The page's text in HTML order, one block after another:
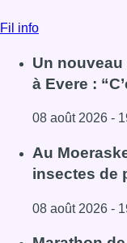
Lire l'article Au
Marathon
end: “Une
l’avenue de
08 août 2026 -
Lire l'article
Voir tout le fil info
BX1 2026
Back